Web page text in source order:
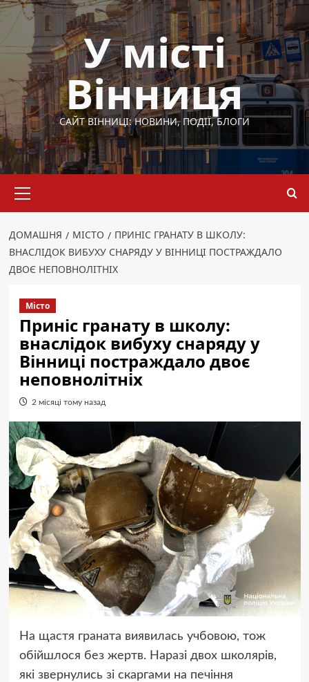
Перейти
до
вмісту
У місті
Вінниця
САЙТ ВІННИЦІ: НОВИНИ, ПОДІЇ, БЛОГИ
меню
ДОМАШНЯ МІСТО
ПРИНІС ГРАНАТУ В ШКОЛУ:
ВНАСЛІДОК ВИБУХУ СНАРЯДУ У ВІННИЦІ ПОСТРАЖДАЛО
ДВОЄ НЕПОВНОЛІТНІХ
Місто
Приніс гранату в школу:
внаслідок вибуху снаряду у
Вінниці постраждало двоє
неповнолітніх
2 місяці тому назад
На щастя граната виявилась учбовою, тож
обійшлося без жертв. Наразі двох школярів,
які звернулись зі скаргами на печіння